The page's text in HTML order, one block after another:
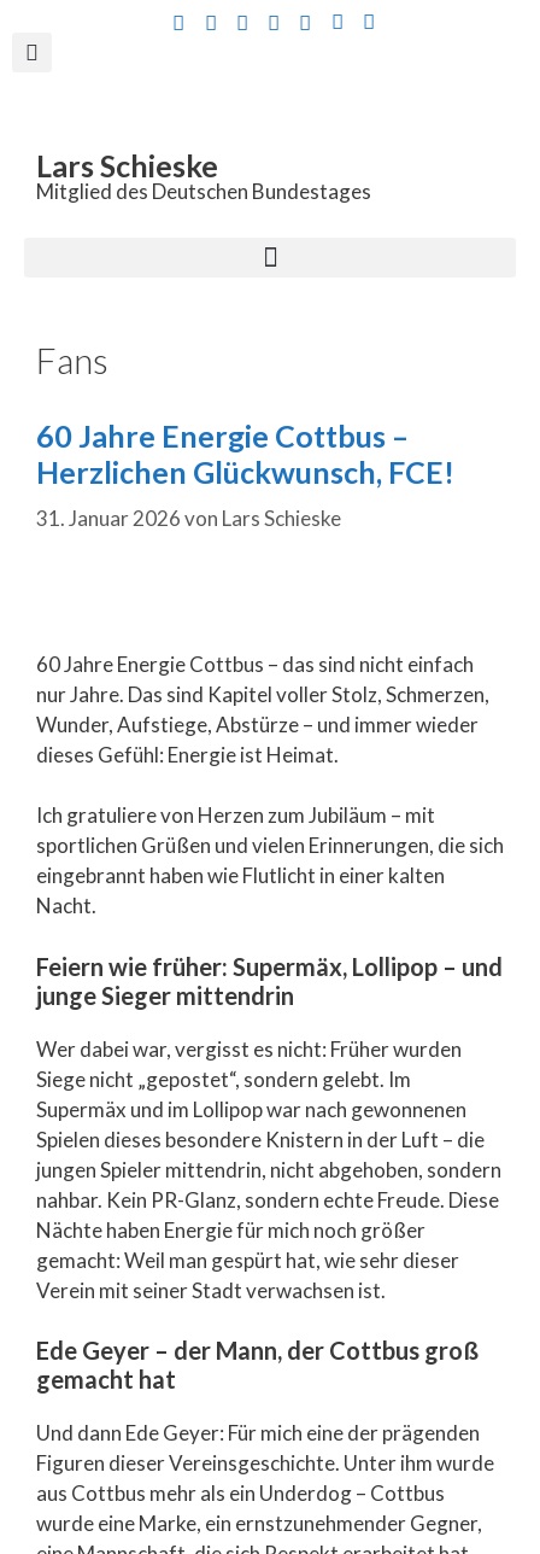
Lars Schieske
Mitglied des Deutschen Bundestages
Fans
60 Jahre Energie Cottbus –
Herzlichen Glückwunsch, FCE!
31. Januar 2026von Lars Schieske
60 Jahre Energie Cottbus – das sind nicht einfach
nur Jahre. Das sind Kapitel voller Stolz, Schmerzen,
Wunder, Aufstiege, Abstürze – und immer wieder
dieses Gefühl: Energie ist Heimat.
Ich gratuliere von Herzen zum Jubiläum – mit
sportlichen Grüßen und vielen Erinnerungen, die sich
eingebrannt haben wie Flutlicht in einer kalten
Nacht.
Feiern wie früher: Supermäx, Lollipop – und
junge Sieger mittendrin
Wer dabei war, vergisst es nicht: Früher wurden
Siege nicht „gepostet“, sondern gelebt. Im
Supermäx und im Lollipop war nach gewonnenen
Spielen dieses besondere Knistern in der Luft – die
jungen Spieler mittendrin, nicht abgehoben, sondern
nahbar. Kein PR-Glanz, sondern echte Freude. Diese
Nächte haben Energie für mich noch größer
gemacht: Weil man gespürt hat, wie sehr dieser
Verein mit seiner Stadt verwachsen ist.
Ede Geyer – der Mann, der Cottbus groß
gemacht hat
Und dann Ede Geyer: Für mich eine der prägenden
Figuren dieser Vereinsgeschichte. Unter ihm wurde
aus Cottbus mehr als ein Underdog – Cottbus
wurde eine Marke, ein ernstzunehmender Gegner,